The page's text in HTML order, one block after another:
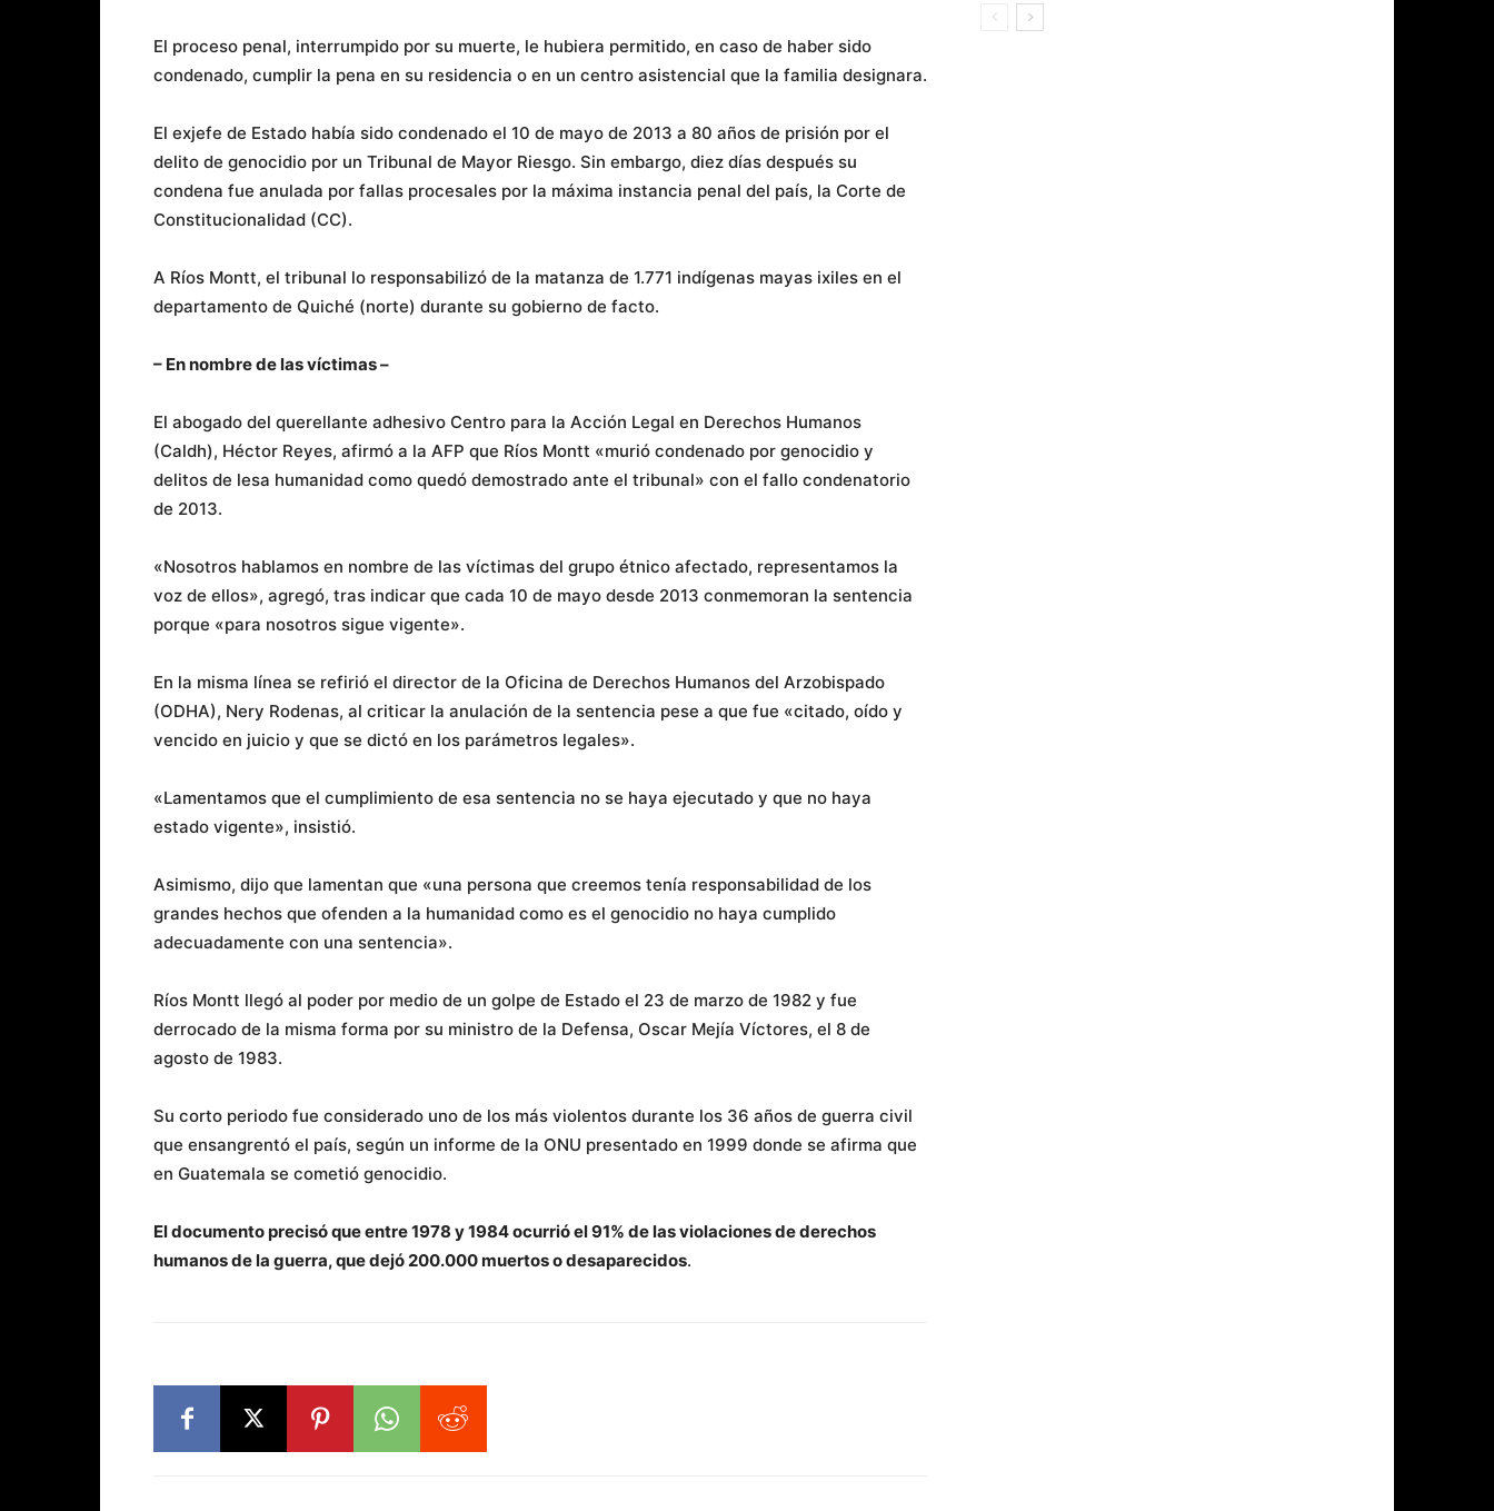
El proceso penal, interrumpido por su muerte, le hubiera permitido, en caso de haber sido
condenado, cumplir la pena en su residencia o en un centro asistencial que la familia designara.
El exjefe de Estado había sido condenado el 10 de mayo de 2013 a 80 años de prisión por el
delito de genocidio por un Tribunal de Mayor Riesgo. Sin embargo, diez días después su
condena fue anulada por fallas procesales por la máxima instancia penal del país, la Corte de
Constitucionalidad (CC).
A Ríos Montt, el tribunal lo responsabilizó de la matanza de 1.771 indígenas mayas ixiles en el
departamento de Quiché (norte) durante su gobierno de facto.
– En nombre de las víctimas –
El abogado del querellante adhesivo Centro para la Acción Legal en Derechos Humanos
(Caldh), Héctor Reyes, afirmó a la AFP que Ríos Montt «murió condenado por genocidio y
delitos de lesa humanidad como quedó demostrado ante el tribunal» con el fallo condenatorio
de 2013.
«Nosotros hablamos en nombre de las víctimas del grupo étnico afectado, representamos la
voz de ellos», agregó, tras indicar que cada 10 de mayo desde 2013 conmemoran la sentencia
porque «para nosotros sigue vigente».
En la misma línea se refirió el director de la Oficina de Derechos Humanos del Arzobispado
(ODHA), Nery Rodenas, al criticar la anulación de la sentencia pese a que fue «citado, oído y
vencido en juicio y que se dictó en los parámetros legales».
«Lamentamos que el cumplimiento de esa sentencia no se haya ejecutado y que no haya
estado vigente», insistió.
Asimismo, dijo que lamentan que «una persona que creemos tenía responsabilidad de los
grandes hechos que ofenden a la humanidad como es el genocidio no haya cumplido
adecuadamente con una sentencia».
Ríos Montt llegó al poder por medio de un golpe de Estado el 23 de marzo de 1982 y fue
derrocado de la misma forma por su ministro de la Defensa, Oscar Mejía Víctores, el 8 de
agosto de 1983.
Su corto periodo fue considerado uno de los más violentos durante los 36 años de guerra civil
que ensangrentó el país, según un informe de la ONU presentado en 1999 donde se afirma que
en Guatemala se cometió genocidio.
El documento precisó que entre 1978 y 1984 ocurrió el 91% de las violaciones de derechos
humanos de la guerra, que dejó 200.000 muertos o desaparecidos.